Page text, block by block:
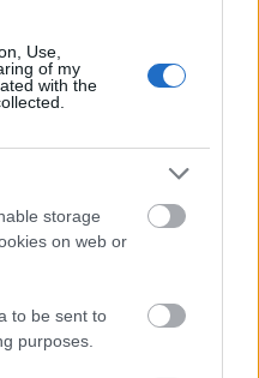
Use,
of my
with the
storage
on web or
to be sent to
purposes.
bővítik
jó hírű református
szakasz indult be a